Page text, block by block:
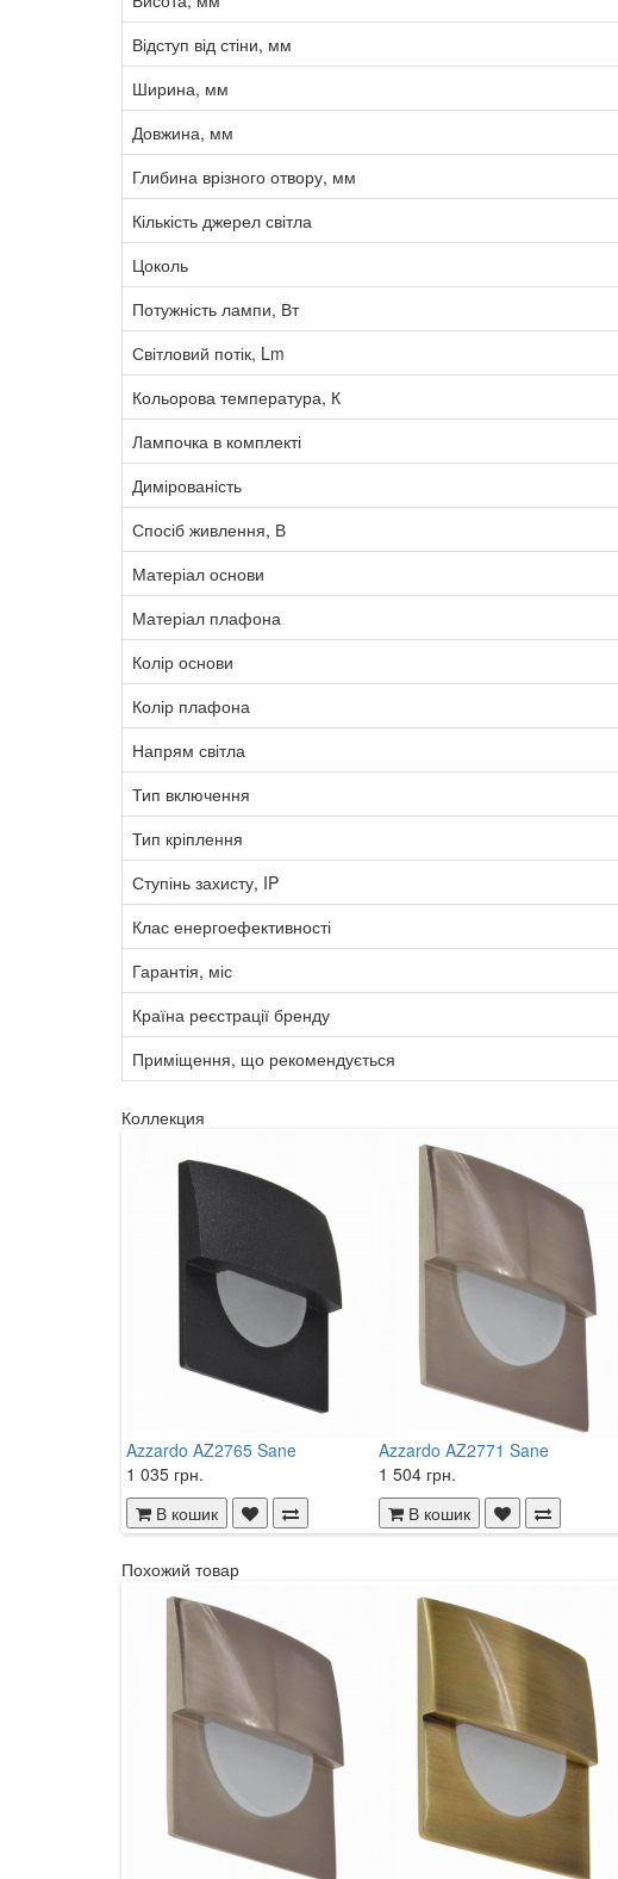
Відступ від стіни, мм
Ширина, мм
Довжина, мм
Глибина врізного отвору, мм
Кількість джерел світла
Цоколь
Потужність лампи, Вт
Світловий потік, Lm
Кольорова температура, К
Лампочка в комплекті
Димірованість
Спосіб живлення, В
Матеріал основи
Матеріал плафона
Колір основи
Колір плафона
Напрям світла
Тип включення
Тип кріплення
Ступінь захисту, IP
Клас енергоефективності
Гарантія, міс
Країна реєстрації бренду
Приміщення, що рекомендується
Коллекция
Azzardo AZ2765 Sane
1 035 грн.
В кошик
Azzardo AZ2771 Sane
1 504 грн.
В кошик
Похожий товар